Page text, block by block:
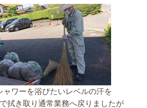
ャワーを浴びたいレベルの汗を
拭き取り通常業務へ戻りましたが